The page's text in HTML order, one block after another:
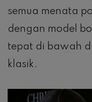
semua menata
dengan model
tepat di bawah
klasik.